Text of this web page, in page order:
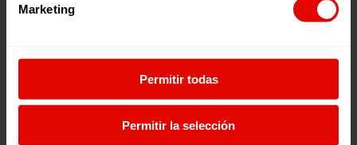
Marketing
Permitir todas
Permitir la selección
promoviendo el acceso a la educación y
80€ 150€